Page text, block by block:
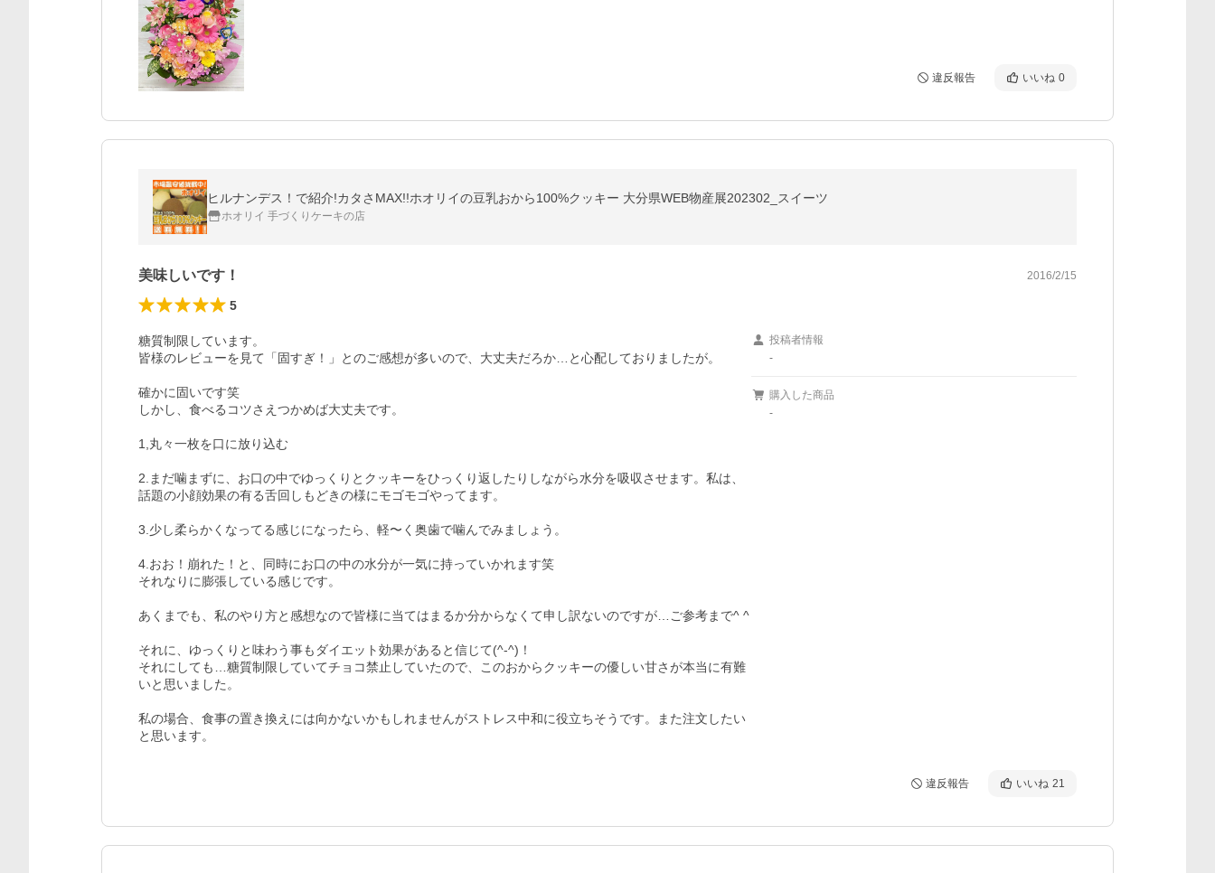
違反報告 いいね 0
ヒルナンデス！で紹介!カタさMAX!!ホオリイの豆乳おから100%クッキー 大分県WEB物産展202302_スイーツ
ホオリイ 手づくりケーキの店
美味しいです！ 2016/2/15
5
糖質制限しています。
皆様のレビューを見て「固すぎ！」とのご感想が多いので、大丈夫だろか…と心配しておりましたが。
確かに固いです笑
しかし、食べるコツさえつかめば大丈夫です。
1,丸々一枚を口に放り込む
2.まだ噛まずに、お口の中でゆっくりとクッキーをひっくり返したりしながら水分を吸収させます。私は、
話題の小顔効果の有る舌回しもどきの様にモゴモゴやってます。
3.少し柔らかくなってる感じになったら、軽〜く奥歯で噛んでみましょう。
4.おお！崩れた！と、同時にお口の中の水分が一気に持っていかれます笑
それなりに膨張している感じです。
あくまでも、私のやり方と感想なので皆様に当てはまるか分からなくて申し訳ないのですが…ご参考まで^ ^
それに、ゆっくりと味わう事もダイエット効果があると信じて(^-^)！
それにしても…糖質制限していてチョコ禁止していたので、このおからクッキーの優しい甘さが本当に有難
いと思いました。
私の場合、食事の置き換えには向かないかもしれませんがストレス中和に役立ちそうです。また注文したい
と思います。
投稿者情報
-
購入した商品
-
違反報告 いいね 21